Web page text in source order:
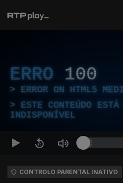
ERRO 100
ERROR ON HTML5
ESTE CONTEÚDO ESTÁ
INDISPONÍVEL
CONTROLO PARENTAL INATIVO